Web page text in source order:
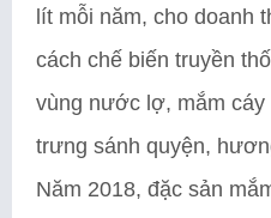
lít mỗi năm, cho doanh
cách chế biến truyền
vùng nước lợ, mắm cáy
trưng sánh quyện,
Năm 2018, đặc sản